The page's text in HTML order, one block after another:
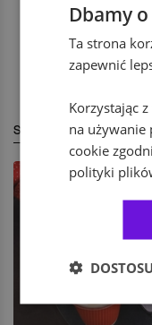
STREFA EKSPERTA
Dbamy
Ta strona
zapewnić
Korzystając
na używanie
cookie
polityki